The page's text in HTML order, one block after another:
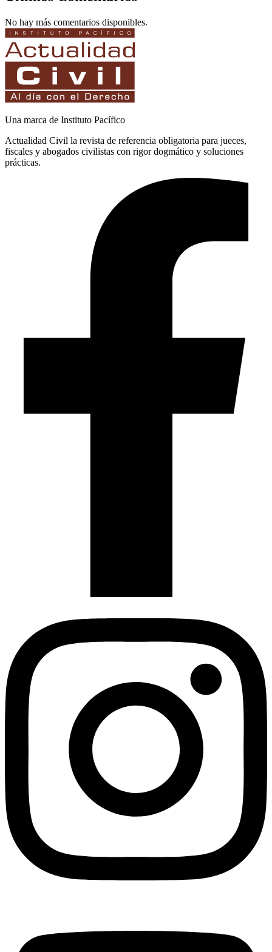
No hay más comentarios disponibles.
Una marca de Instituto Pacífico
Actualidad Civil la revista de referencia obligatoria para jueces,
fiscales y abogados civilistas con rigor dogmático y soluciones
prácticas.